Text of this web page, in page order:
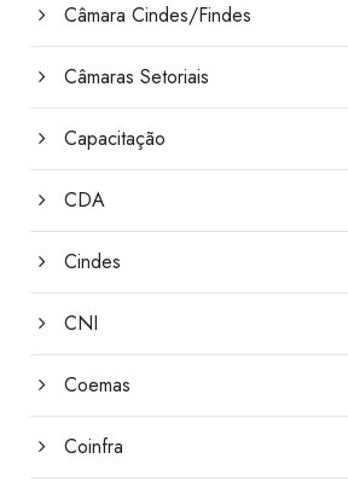
Câmara Cindes/Findes
Câmaras Setoriais
Capacitação
CDA
Cindes
CNI
Coemas
Coinfra